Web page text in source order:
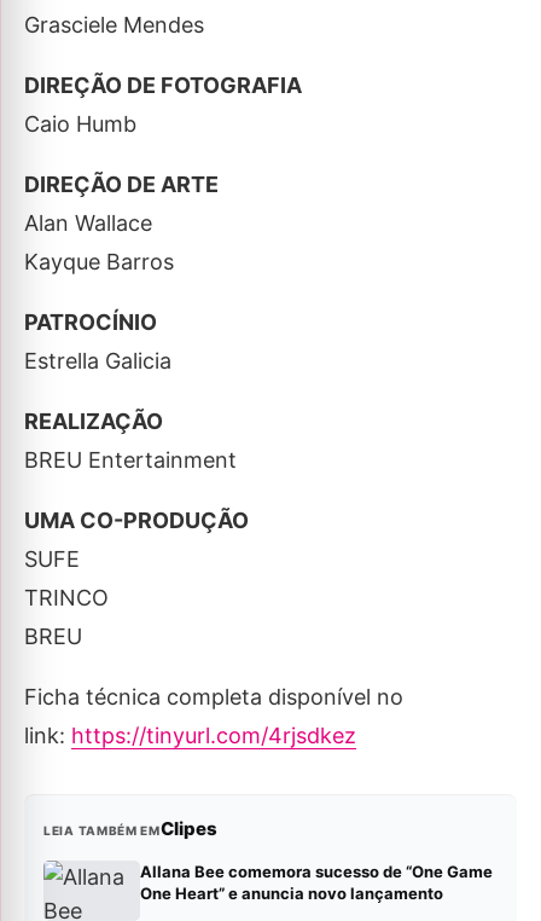
Grasciele Mendes
DIREÇÃO DE FOTOGRAFIA
Caio Humb
DIREÇÃO DE ARTE
Alan Wallace
Kayque Barros
PATROCÍNIO
Estrella Galicia
REALIZAÇÃO
BREU Entertainment
UMA CO-PRODUÇÃO
SUFE
TRINCO
BREU
Ficha técnica completa disponível no
link: https://tinyurl.com/4rjsdkez
LEIA TAMBÉM EMClipes
Allana Bee comemora sucesso de “One Game
One Heart” e anuncia novo lançamento